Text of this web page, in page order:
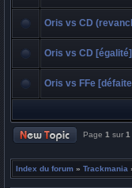
Oris vs CD
Oris vs CD [égalité]
Oris vs FFe
Page 1 sur 1
Index du forum » Trackmania